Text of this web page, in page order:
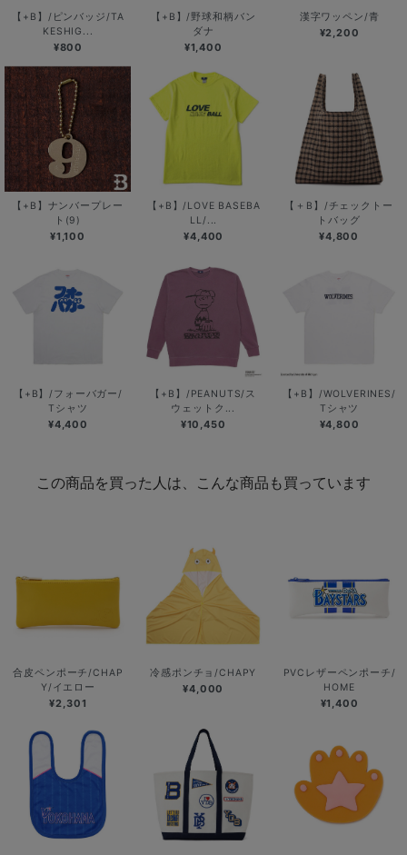
【+B】/ピンバッジ/TA
KESHIG...
¥800
【+B】/野球和柄バン
ダナ
¥1,400
漢字ワッペン/青
¥2,200
【+B】ナンバープレー
ト(9)
¥1,100
【+B】/LOVE BASEBA
LL/...
¥4,400
【＋B】/チェックトー
トバッグ
¥4,800
【+B】/フォーバガー/
Tシャツ
¥4,400
【+B】/PEANUTS/ス
ウェットク...
¥10,450
【+B】/WOLVERINES/
Tシャツ
¥4,800
この商品を買った人は、こんな商品も買っています
合皮ペンポーチ/CHAP
Y/イエロー
¥2,301
冷感ポンチョ/CHAPY
¥4,000
PVCレザーペンポーチ/
HOME
¥1,400